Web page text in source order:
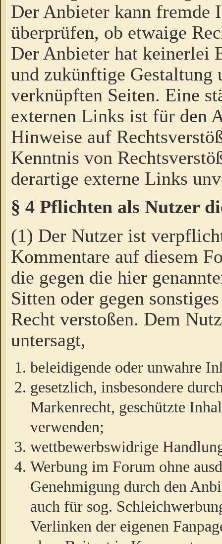
Der Anbieter kann fremde
überprüfen, ob etwaige
Der Anbieter hat keinerlei
und zukünftige Gestaltung
verknüpften Seiten. Eine
externen Links ist für den
Hinweise auf
Kenntnis von
derartige externe Links
§ 4 Pflichten als Nutzer
(1) Der Nutzer ist
Kommentare auf diesem
die gegen die hier
Sitten oder gegen
Recht verstoßen. Dem
untersagt,
beleidigende oder unwahre
gesetzlich, insbesondere
Markenrecht, geschützte
verwenden;
wettbewerbswidrige
Werbung im Forum ohne
Genehmigung durch den
auch für sog.
Verlinken der eigenen